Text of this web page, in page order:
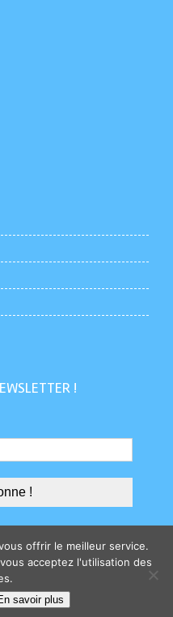
!
publics
Plan du
Mentions légales
offrir le meilleur service.
acceptez l'utilisation des
savoir plus